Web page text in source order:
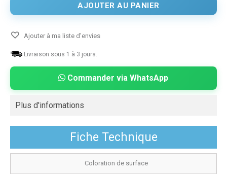
AJOUTER AU PANIER
Ajouter à ma liste d'envies
Livraison sous 1 à 3 jours.
Commander via WhatsApp
Plus d'informations
Fiche Technique
Coloration de surface